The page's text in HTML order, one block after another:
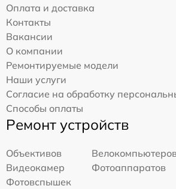
Оплата и доставка
Контакты
Вакансии
О компании
Ремонтируемые модели
Наши услуги
Согласие на обработку
Способы оплаты
Ремонт устройств
Объективов
Видеокамер
Фотоаппаратов
Фотовспышек